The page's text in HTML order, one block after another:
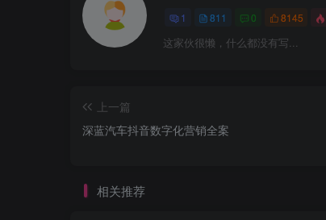
1 811 0 8145
这家伙很懒，什么都没有写...
上一篇
深蓝汽车抖音数字化营销全案
相关推荐